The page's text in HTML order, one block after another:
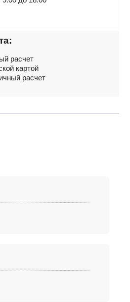
расчет
картой
расчет